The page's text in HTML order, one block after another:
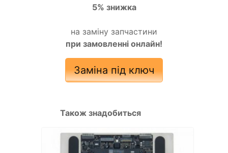
5% знижка
на заміну запчастини
при замовленні онлайн!
Заміна під ключ
Також знадобиться